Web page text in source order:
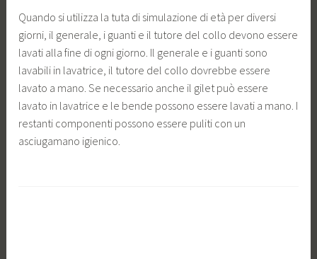
Quando si utilizza la tuta di simulazione di età per diversi
giorni, il generale, i guanti e il tutore del collo devono essere
lavati alla fine di ogni giorno. Il generale e i guanti sono
lavabili in lavatrice, il tutore del collo dovrebbe essere
lavato a mano. Se necessario anche il gilet può essere
lavato in lavatrice e le bende possono essere lavati a mano. I
restanti componenti possono essere puliti con un
asciugamano igienico.